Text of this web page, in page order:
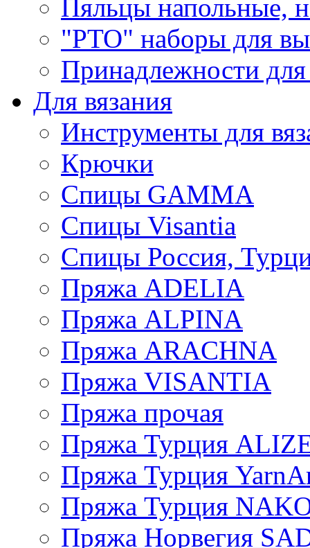
Пяльцы напольные,
"РТО" наборы для
Принадлежности
Для вязания
Инструменты для
Крючки
Спицы GAMMA
Спицы Visantia
Спицы Россия,
Пряжа ADELIA
Пряжа ALPINA
Пряжа ARACHNA
Пряжа VISANTIA
Пряжа прочая
Пряжа Турция
Пряжа Турция
Пряжа Турция
Пряжа Норвегия